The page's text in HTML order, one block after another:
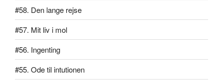
#58. Den lange rejse
#57. Mit liv i mol
#56. Ingenting
#55. Ode til intutionen